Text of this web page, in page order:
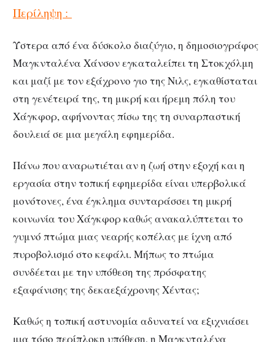
Περίληψη :
Ύστερα από ένα δύσκολο διαζύγιο, η δημοσιογράφος
Μαγκνταλένα Χάνσον εγκαταλείπει τη Στοκχόλμη
και μαζί με τον εξάχρονο γιο της Νιλς, εγκαθίσταται
στη γενέτειρά της, τη μικρή και ήρεμη πόλη του
Χάγκφορ, αφήνοντας πίσω της τη συναρπαστική
δουλειά σε μια μεγάλη εφημερίδα.
Πάνω που αναρωτιέται αν η ζωή στην εξοχή και η
εργασία στην τοπική εφημερίδα είναι υπερβολικά
μονότονες, ένα έγκλημα συνταράσσει τη μικρή
κοινωνία του Χάγκφορ καθώς ανακαλύπτεται το
γυμνό πτώμα μιας νεαρής κοπέλας με ίχνη από
πυροβολισμό στο κεφάλι. Μήπως το πτώμα
συνδέεται με την υπόθεση της πρόσφατης
εξαφάνισης της δεκαεξάχρονης Χέντας;
Καθώς η τοπική αστυνομία αδυνατεί να εξιχνιάσει
μια τόσο περίπλοκη υπόθεση, η Μαγκνταλένα